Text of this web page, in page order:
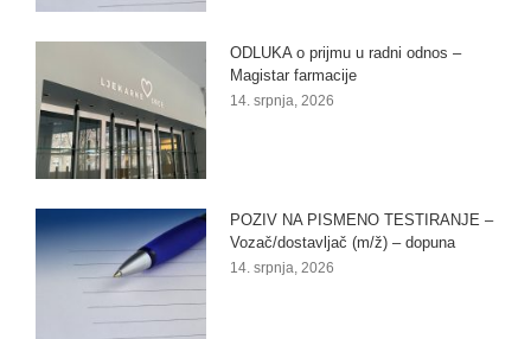
ODLUKA o prijmu u radni odnos –
Magistar farmacije
14. srpnja, 2026
POZIV NA PISMENO TESTIRANJE –
Vozač/dostavljač (m/ž) – dopuna
14. srpnja, 2026